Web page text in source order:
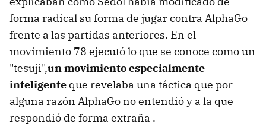
forma radical su forma de jugar contra AlphaGo
frente a las partidas anteriores. En el
movimiento 78 ejecutó lo que se conoce como un
"tesuji",un movimiento especialmente
inteligente que revelaba una táctica que por
alguna razón AlphaGo no entendió y a la que
respondió de forma extraña .